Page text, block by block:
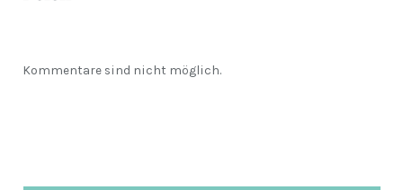
Kommentare sind nicht möglich.